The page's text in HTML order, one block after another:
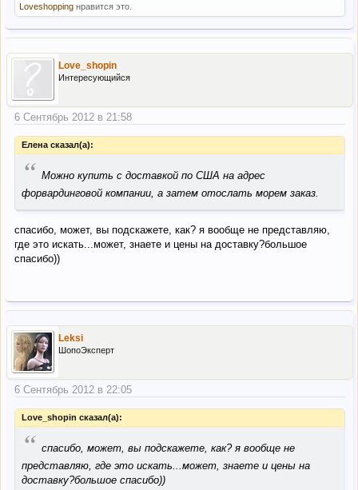
Loveshopping нравится это.
Love_shopin
Интересующийся
6 Сентябрь 2012 в 21:58
Елена сказал(а):
“ Можно купить с доставкой по США на адрес
форвардинговой компании, а затем отослать морем заказ.
спасибо, может, вы подскажете, как? я вообще не представляю,
где это искать...может, знаете и цены на доставку?большое
спасибо))
Leksi
ШопоЭксперт
6 Сентябрь 2012 в 22:05
Love_shopin сказал(а):
“ спасибо, может, вы подскажете, как? я вообще не
представляю, где это искать...может, знаете и цены на
доставку?большое спасибо))